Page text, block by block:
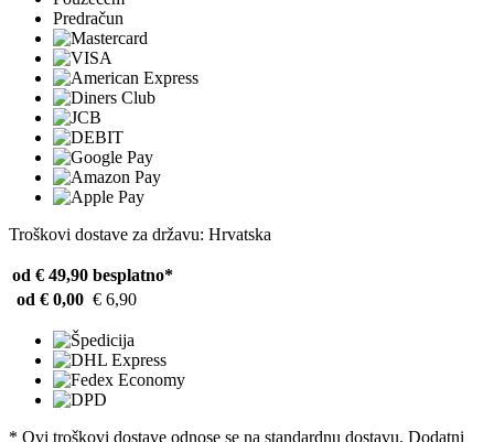
Predračun
Troškovi dostave za državu: Hrvatska
od € 49,90 besplatno*
od € 0,00 € 6,90
* Ovi troškovi dostave odnose se na standardnu ​​dostavu. Dodatni